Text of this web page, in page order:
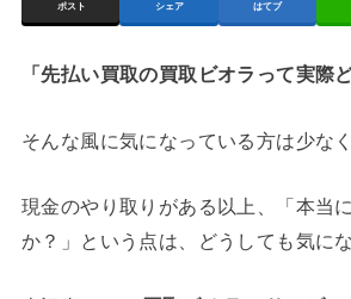
ポスト シェア はてブ
「先払い買取の買取ビオラって実際
そんな風に気になっている方は少な
現金のやり取りがある以上、「本当
か？」という点は、どうしても気に